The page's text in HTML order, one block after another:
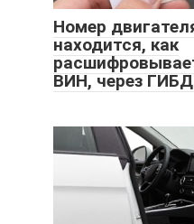
Номер
находится, как
ВИН, через